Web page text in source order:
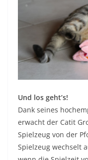
Und los geht’s!
Dank seines
erwacht der Catit
Spielzeug von der
Spielzeug wechselt